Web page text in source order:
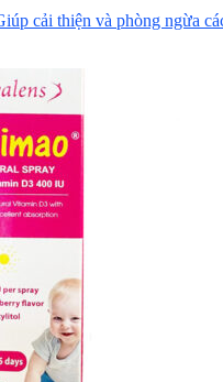
cải thiện và phòng ngừa